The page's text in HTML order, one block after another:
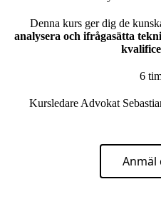
Denna kurs ger dig de
analysera och ifrågasätta
6
Kursledare Advokat
Anmäl